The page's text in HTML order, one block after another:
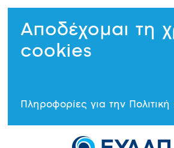
Αποδέχομαι τη
cookies
Πληροφορίες για την